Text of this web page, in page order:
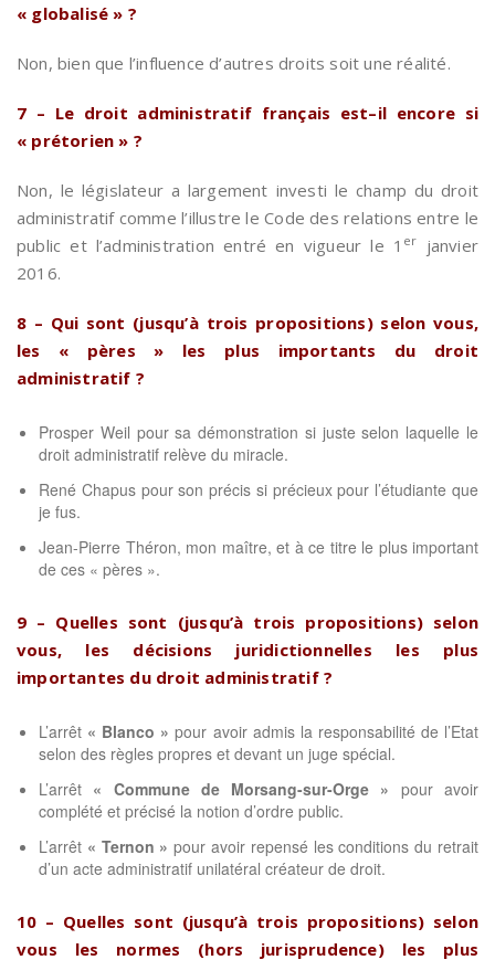
« globalisé » ?
Non, bien que l’influence d’autres droits soit une réalité.
7 – Le droit administratif français est–il encore si
« prétorien » ?
Non, le législateur a largement investi le champ du droit
administratif comme l’illustre le Code des relations entre le
public et l’administration entré en vigueur le 1 er
janvier
2016.
8 – Qui sont (jusqu’à trois propositions) selon vous,
les « pères » les plus importants du droit
administratif ?
Prosper Weil pour sa démonstration si juste selon laquelle le
droit administratif relève du miracle.
René Chapus pour son précis si précieux pour l’étudiante que
je fus.
Jean-Pierre Théron, mon maître, et à ce titre le plus important
de ces « pères ».
9 – Quelles sont (jusqu’à trois propositions) selon
vous, les décisions juridictionnelles les plus
importantes du droit administratif ?
L’arrêt « Blanco » pour avoir admis la responsabilité de l’Etat
selon des règles propres et devant un juge spécial.
L’arrêt « Commune de Morsang-sur-Orge » pour avoir
complété et précisé la notion d’ordre public.
L’arrêt « Ternon » pour avoir repensé les conditions du retrait
d’un acte administratif unilatéral créateur de droit.
10 – Quelles sont (jusqu’à trois propositions) selon
vous les normes (hors jurisprudence) les plus